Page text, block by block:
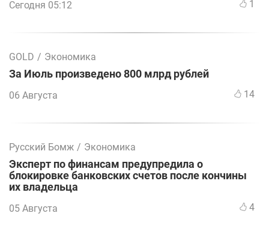
Сегодня 05:12 1
GOLD / Экономика
За Июль произведено 800 млрд рублей
06 Августа 14
Русский Бомж / Экономика
Эксперт по финансам предупредила о
блокировке банковских счетов после кончины
их владельца
05 Августа 4